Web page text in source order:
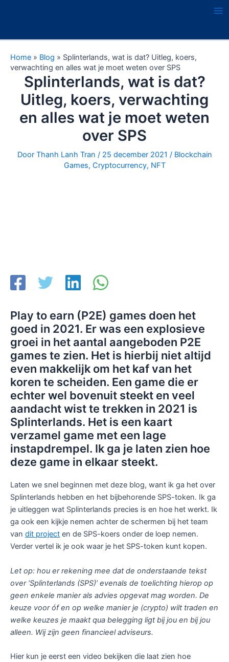
inhoud
Home » Blog » Splinterlands, wat is dat? Uitleg, koers,
verwachting en alles wat je moet weten over SPS
Splinterlands, wat is dat?
Uitleg, koers, verwachting
en alles wat je moet weten
over SPS
Door Thanh Lanh Tran / 25 december 2021 / Blockchain
Games, Cryptocurrency, NFT
Play to earn (P2E) games doen het
goed in 2021. Er was een explosieve
groei in het aantal aangeboden P2E
games te zien. Het is hierbij niet altijd
even makkelijk om het kaf van het
koren te scheiden. Een game die er
echter wel bovenuit steekt en veel
aandacht wist te trekken in 2021 is
Splinterlands. Het is een kaart
verzamel game met een lage
instapdrempel. Ik ga je laten zien hoe
deze game in elkaar steekt.
Laten we snel beginnen met deze blog, want ik ga het over
Splinterlands hebben en het bijbehorende SPS-token. Ik ga
je uitleggen wat Splinterlands precies is en hoe het werkt. Ik
ga ook een kijkje nemen achter de schermen bij het team
van dit project en de SPS-koers onder de loep nemen.
Verder vertel ik je ook waar je het SPS-token kunt kopen.
Let op: hou er rekening mee dat de onderstaande tekst
over ‘Splinterlands (SPS)’ evenals de toelichting hierop op
geen enkele manier als advies opgevat mag worden. De
keuze voor óf en op welke manier je (crypto) wilt traden en
welke keuzes je maakt qua belegging ligt bij jou en bij jou
alleen. Wij zijn geen financieel adviseurs.
Hier kun je eerst een video bekijken die laat zien hoe